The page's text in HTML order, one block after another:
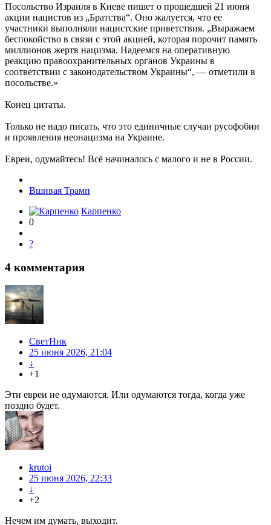
Посольство Израиля в Киеве пишет о прошедшей 21 июня
акции нацистов из „Братства“. Оно жалуется, что ее
участники выполняли нацистские приветствия. „Выражаем
беспокойство в связи с этой акцией, которая порочит память
миллионов жертв нацизма. Надеемся на оперативную
реакцию правоохранительных органов Украины в
соответствии с законодательством Украины“, — отметили в
посольстве.»
Конец цитаты.
Только не надо писать, что это единичные случаи русофобии
и проявления неонацизма на Украине.
Евреи, одумайтесь! Всё начиналось с малого и не в России.
Вшивая Трамп
Карпенко
0
?
4 комментария
СветНик
25 июня 2026, 21:04
↓
+1
Эти евреи не одумаются. Или одумаются тогда, когда уже
поздно будет.
krutoi
25 июня 2026, 22:33
↓
+2
Нечем им думать, выходит.